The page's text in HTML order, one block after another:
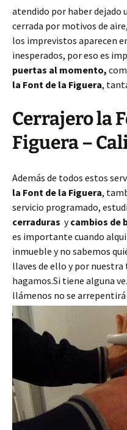
atendido por haber dejado
cerrada por motivos de
los imprevistos aparecen
inesperados, por eso es
puertas al momento,
la Font de la Figuera,
Cerrajero la
Figuera –
Además de todos estos
la Font de la Figuera,
servicio programado,
cerraduras ycambios de
es importante cuando
inmueble y no sabemos
llaves de ello y por
hagamos.Si tiene alguna
llámenos no se arrepentirá